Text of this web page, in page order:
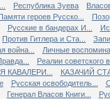
Республика Зуева
Памяти героев Русско...
Русские в бандерах И...
Против Гитлера и Ста...
война...
Личные
Реалии советского
КАВАЛЕРИ...
КАЗАЧИЙ
Русская освободитель...
Генерал Власов Книги...